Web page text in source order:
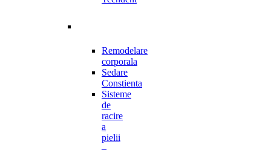
Remodelare
corporala
Sedare
Constienta
Sisteme
de
racire
a
pielii